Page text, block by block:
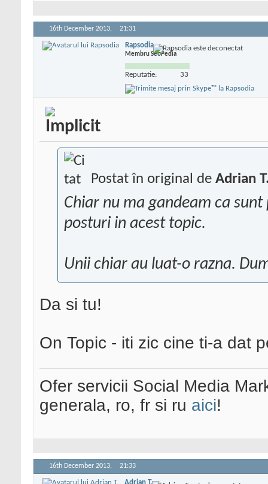
16th December 2013, 21:31
Rapsodia
Membru SeoPedia
Reputatie: 33
Postat în original de Adrian
Chiar nu ma gandeam ca
posturi in acest topic.
Unii chiar au luat-o razna.
Da si tu!
On Topic - iti zic cine ti-a dat
Ofer servicii Social Media
generala, ro, fr si ru aici!
16th December 2013, 21:33
Adrian T.